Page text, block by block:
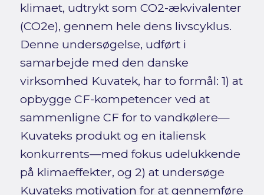
klimaet, udtrykt som CO2-ækvivalenter
(CO2e), gennem hele dens livscyklus.
Denne undersøgelse, udført i
samarbejde med den danske
virksomhed Kuvatek, har to formål: 1) at
opbygge CF-kompetencer ved at
sammenligne CF for to vandkølere—
Kuvateks produkt og en italiensk
konkurrents—med fokus udelukkende
på klimaeffekter, og 2) at undersøge
Kuvateks motivation for at gennemføre